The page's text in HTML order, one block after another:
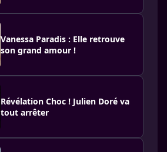
Vanessa Paradis : Elle retrouve
son grand amour !
Révélation Choc ! Julien Doré va
tout arrêter